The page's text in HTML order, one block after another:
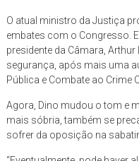
O atual ministro da Justiça
embates com o Congresso.
presidente da Câmara,
segurança, após mais uma
Pública e Combate ao Crime
Agora, Dino mudou o tom e
mais sóbria, também se
sofrer da oposição na